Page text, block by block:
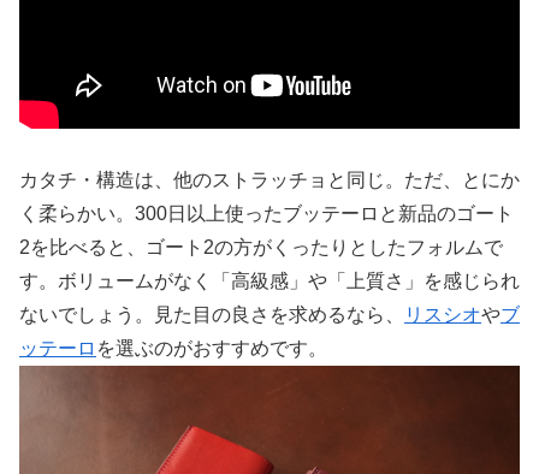
カタチ・構造は、他のストラッチョと同じ。ただ、とにか
く柔らかい。300日以上使ったブッテーロと新品のゴート
2を比べると、ゴート2の方がくったりとしたフォルムで
す。ボリュームがなく「高級感」や「上質さ」を感じられ
ないでしょう。見た目の良さを求めるなら、
リスシオやブ
ッテーロ を選ぶのがおすすめです。